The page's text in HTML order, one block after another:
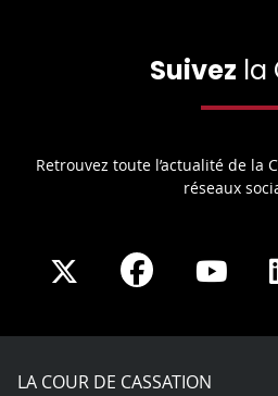
Suivez la
Retrouvez toute l’actualité de la
réseaux
Share
X
Share
Facebook
LA COUR DE CASSATION